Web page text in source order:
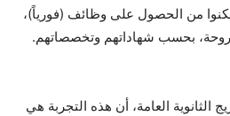
من الحصول على وظائف (فورياً)،
بحسب شهاداتهم وتخصصاتهم.
الثانوية العامة، أن هذه التجربة هي